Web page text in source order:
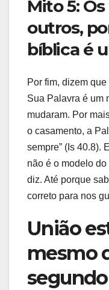
Mito 5:
outros,
bíblica é
Por fim, dizem
Sua Palavra é um
mudaram. Por
o casamento, a
sempre” (Is 40.8).
não é o modelo
diz. Até porque
correto para nos
União
mesmo